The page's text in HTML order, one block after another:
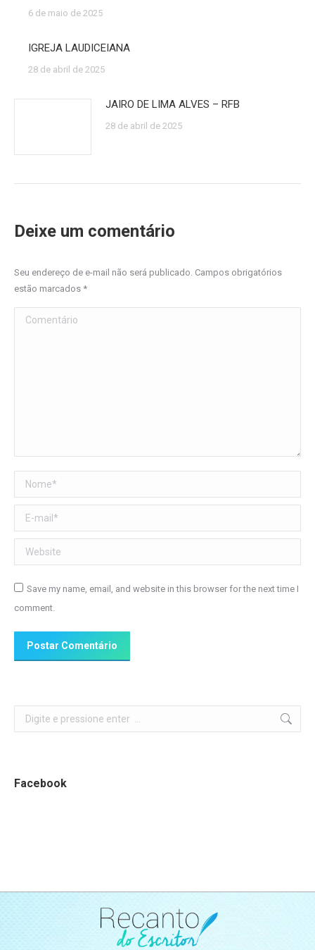
6 de maio de 2025
IGREJA LAUDICEIANA
28 de abril de 2025
JAIRO DE LIMA ALVES – RFB
28 de abril de 2025
Deixe um comentário
Seu endereço de e-mail não será publicado. Campos obrigatórios
estão marcados *
Comentário
Nome *
E-mail *
Website
Save my name, email, and website in this browser for the next time I
comment.
Postar Comentário
Search:
Facebook